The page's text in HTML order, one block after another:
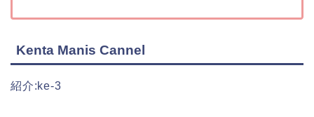
Kenta Manis Cannel
紹介:ke-3